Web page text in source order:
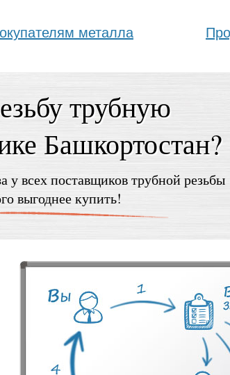
металла
трубную
Башкортостан?
у всех поставщиков трубной резьбы
выгоднее купить!